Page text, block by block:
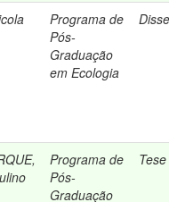
Programa de
Pós-
Graduação
em Ecologia
Programa de
Pós-
Graduação
Tese